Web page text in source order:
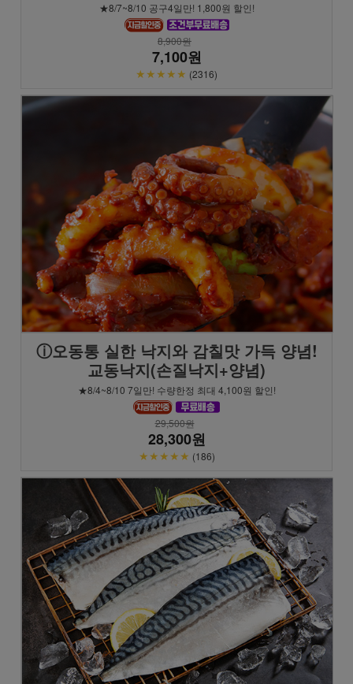
★8/7~8/10 공구4일만! 1,800원 할인!
8,900원
7,100원
★★★★★ (2316)
ⓘ오동통 실한 낙지와 감칠맛 가득 양념!
교동낙지(손질낙지+양념)
★8/4~8/10 7일만! 수량한정 최대 4,100원 할인!
29,500원
28,300원
★★★★★ (186)